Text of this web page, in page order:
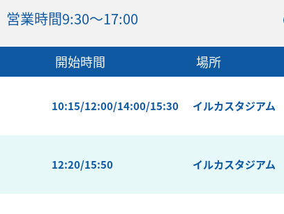
営業時間9:30～17:00
開始時間 場所
10:15/12:00/14:00/15:30 イルカスタジアム
12:20/15:50 イルカスタジアム